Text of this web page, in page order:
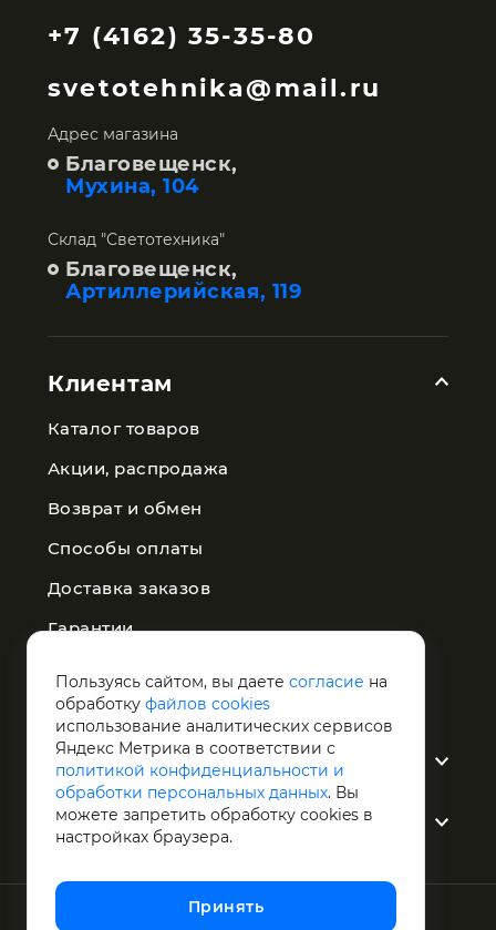
+7 (4162) 35-35-80
svetotehnika@mail.ru
Адрес магазина
Благовещенск,
Мухина, 104
Склад "Светотехника"
Благовещенск,
Артиллерийская, 119
Клиентам
Каталог товаров
Акции, распродажа
Возврат и обмен
Способы оплаты
Доставка заказов
Гарантии
Политика конфиденциальности
О компании
Услуги
Пользуясь сайтом, вы даете согласие на
обработку файлов cookies
использование аналитических сервисов
Яндекс Метрика в соответствии с
политикой конфиденциальности и
обработки персональных данных. Вы
можете запретить обработку сookies в
настройках браузера.
Принять